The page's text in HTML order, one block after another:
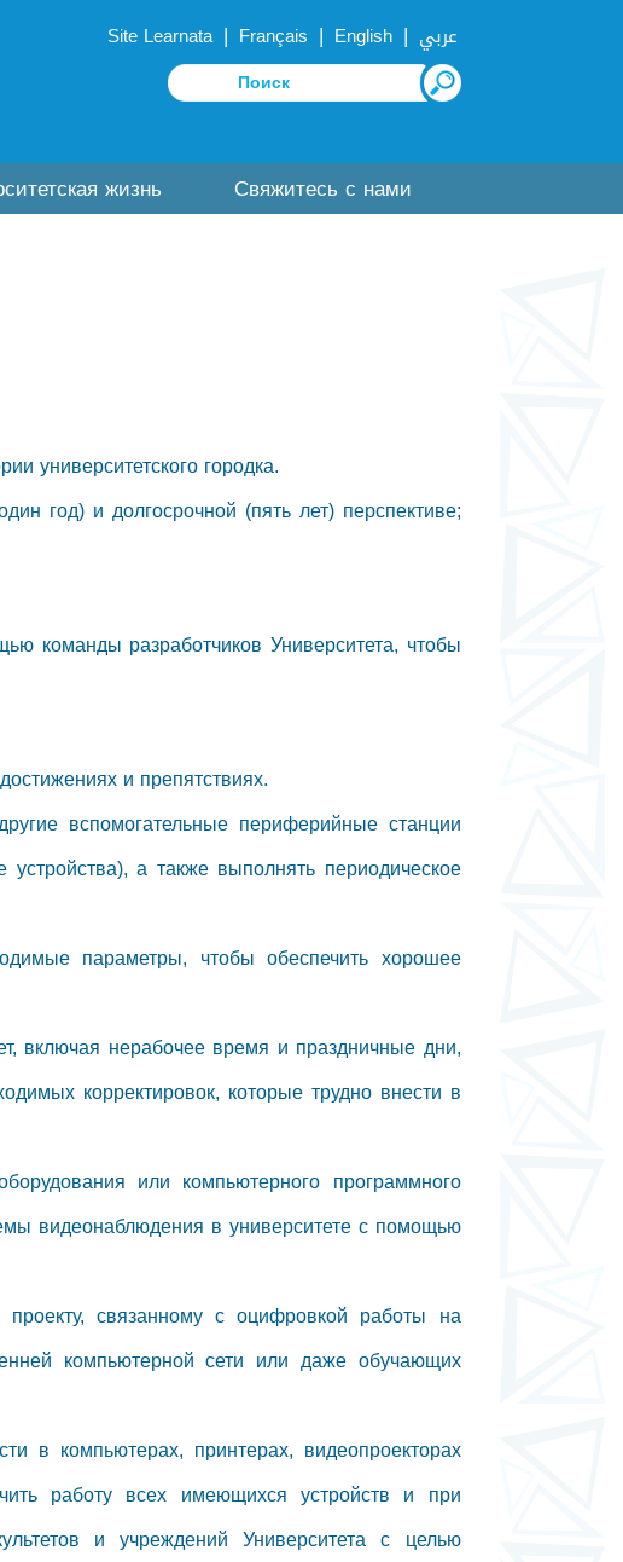
Site Learnata | Français | English | عربي
жизнь Свяжитесь с нами
университетского городка.
год) и долгосрочной (пять лет) перспективе;
команды разработчиков Университета, чтобы
и препятствиях.
вспомогательные периферийные станции
а также выполнять периодическое
параметры, чтобы обеспечить хорошее
включая нерабочее время и праздничные дни,
корректировок, которые трудно внести в
или компьютерного программного
видеонаблюдения в университете с помощью
проекту, связанному с оцифровкой работы на
компьютерной сети или даже обучающих
в компьютерах, принтерах, видеопроекторах
работу всех имеющихся устройств и при
и учреждений Университета с целью